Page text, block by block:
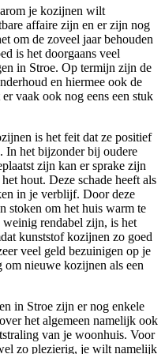
je kozijnen wilt
affaire zijn en er zijn nog
om de zoveel jaar behouden
is het doorgaans veel
in Stroe. Op termijn zijn de
en hiermee ook de
vaak ook nog eens een stuk
is het feit dat ze positief
In het bijzonder bij oudere
zijn kan er sprake zijn
hout. Deze schade heeft als
in je verblijf. Door deze
stoken om het huis warm te
rendabel zijn, is het
kunststof kozijnen zo goed
veel geld bezuinigen op je
om nieuwe kozijnen als een
in Stroe zijn er nog enkele
het algemeen namelijk ook
van je woonhuis. Voor
zo plezierig, je wilt namelijk